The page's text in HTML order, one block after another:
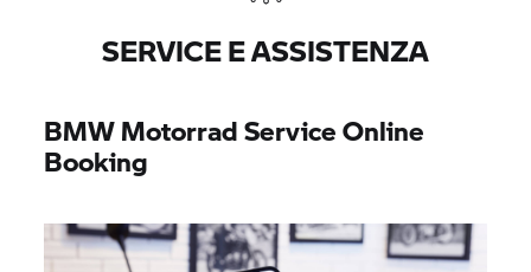
SERVICE E ASSISTENZA
BMW MotorradService Online
Booking